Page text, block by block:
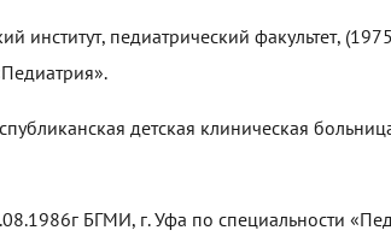
институт, педиатрический факультет,
детская клиническая
БГМИ, г. Уфа по специальности